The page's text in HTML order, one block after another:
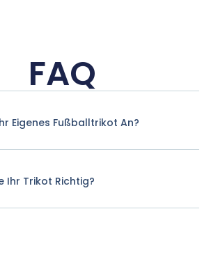
FAQ
Eigenes Fußballtrikot An?
Ihr Trikot Richtig?